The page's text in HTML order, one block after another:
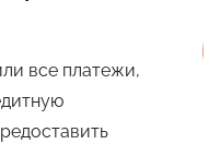
все платежи,